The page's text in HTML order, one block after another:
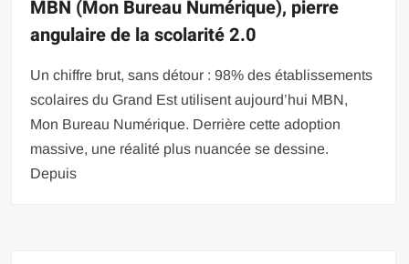
MBN (Mon Bureau Numérique), pierre
angulaire de la scolarité 2.0
Un chiffre brut, sans détour : 98% des établissements
scolaires du Grand Est utilisent aujourd’hui MBN,
Mon Bureau Numérique. Derrière cette adoption
massive, une réalité plus nuancée se dessine.
Depuis